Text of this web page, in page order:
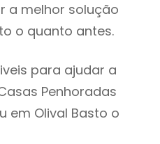
a melhor solução
o quanto antes.
para ajudar a
Penhoradas
em Olival Basto o